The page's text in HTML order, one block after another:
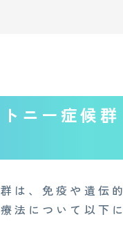
トニー症
は、免疫や遺伝
法について以下